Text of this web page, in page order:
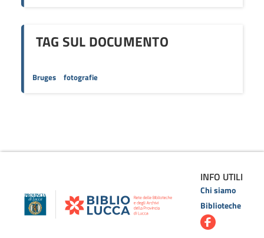
TAG SUL DOCUMENTO
Bruges fotografie
INFO UTILI
Chi siamo
Biblioteche